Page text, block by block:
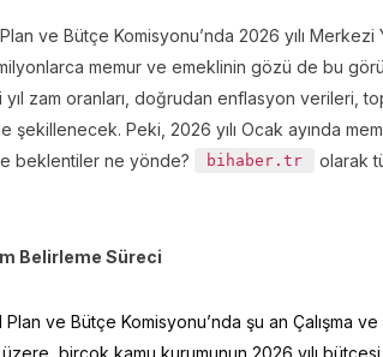
ve Bütçe Komisyonu’nda 2026 yılı Merkezi
memur ve emeklinin gözü de bu
zam oranları, doğrudan enflasyon verileri,
Peki, 2026 yılı Ocak ayında
beklentiler ne yönde?
bihaber.tr
olarak
Belirleme Süreci
Plan ve Bütçe Komisyonu’nda şu an Çalışma
üzere, birçok kamu kurumunun 2026 yılı